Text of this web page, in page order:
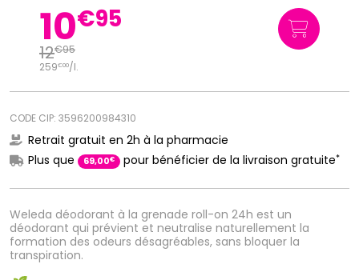
Weleda déodorant à la grenade roll-on 24h est un
déodorant qui prévient et neutralise naturellement la
formation des odeurs désagréables, sans bloquer la
transpiration.
10€95
12€95
259€00/l.
CODE CIP: 3596200984310
Retrait gratuit en 2h à la pharmacie
Plus que
69,00€ pour bénéficier de la livraison gratuite*